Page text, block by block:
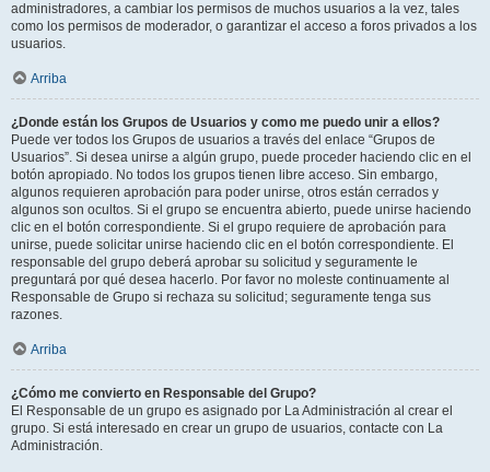
administradores, a cambiar los permisos de muchos usuarios a la vez, tales
como los permisos de moderador, o garantizar el acceso a foros privados a los
usuarios.
Arriba
¿Donde están los Grupos de Usuarios y como me puedo unir a ellos?
Puede ver todos los Grupos de usuarios a través del enlace “Grupos de
Usuarios”. Si desea unirse a algún grupo, puede proceder haciendo clic en el
botón apropiado. No todos los grupos tienen libre acceso. Sin embargo,
algunos requieren aprobación para poder unirse, otros están cerrados y
algunos son ocultos. Si el grupo se encuentra abierto, puede unirse haciendo
clic en el botón correspondiente. Si el grupo requiere de aprobación para
unirse, puede solicitar unirse haciendo clic en el botón correspondiente. El
responsable del grupo deberá aprobar su solicitud y seguramente le
preguntará por qué desea hacerlo. Por favor no moleste continuamente al
Responsable de Grupo si rechaza su solicitud; seguramente tenga sus
razones.
Arriba
¿Cómo me convierto en Responsable del Grupo?
El Responsable de un grupo es asignado por La Administración al crear el
grupo. Si está interesado en crear un grupo de usuarios, contacte con La
Administración.